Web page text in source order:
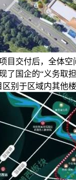
目交付后，全体
了国企的“义务取
别于区域内其他